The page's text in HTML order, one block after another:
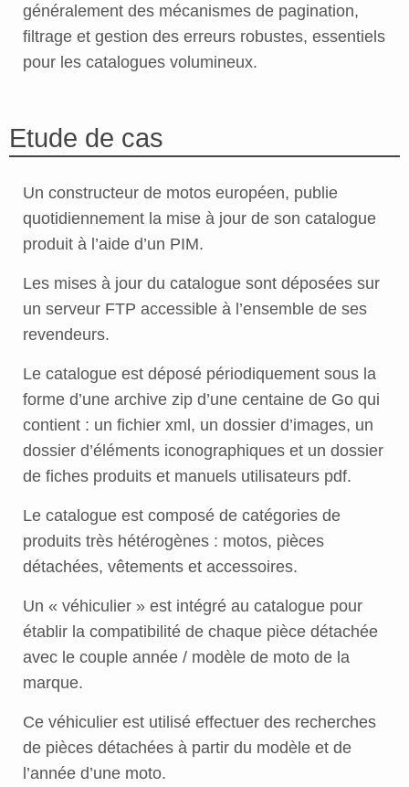
généralement des mécanismes de pagination,
filtrage et gestion des erreurs robustes, essentiels
pour les catalogues volumineux.
Etude de cas
Un constructeur de motos européen, publie
quotidiennement la mise à jour de son catalogue
produit à l’aide d’un PIM.
Les mises à jour du catalogue sont déposées sur
un serveur FTP accessible à l’ensemble de ses
revendeurs.
Le catalogue est déposé périodiquement sous la
forme d’une archive zip d’une centaine de Go qui
contient : un fichier xml, un dossier d’images, un
dossier d’éléments iconographiques et un dossier
de fiches produits et manuels utilisateurs pdf.
Le catalogue est composé de catégories de
produits très hétérogènes : motos, pièces
détachées, vêtements et accessoires.
Un « véhiculier » est intégré au catalogue pour
établir la compatibilité de chaque pièce détachée
avec le couple année / modèle de moto de la
marque.
Ce véhiculier est utilisé effectuer des recherches
de pièces détachées à partir du modèle et de
l’année d’une moto.